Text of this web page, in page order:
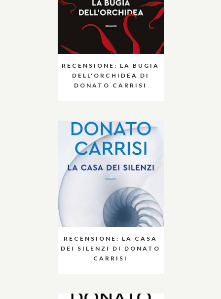
RECENSIONE: LA BUGIA
DELL'ORCHIDEA DI
DONATO CARRISI
RECENSIONE: LA CASA
DEI SILENZI DI DONATO
CARRISI